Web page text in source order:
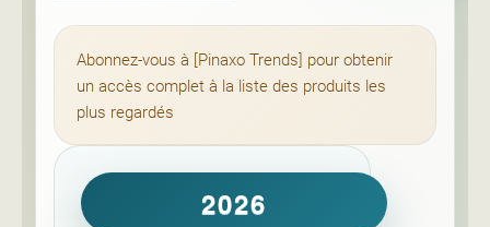
Abonnez-vous à [Pinaxo Trends] pour obtenir
un accès complet à la liste des produits les
plus regardés
2026